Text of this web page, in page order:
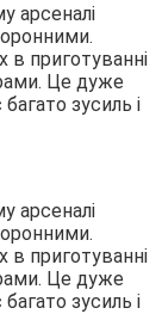
арсеналі
в приготуванні
Це дуже
зусиль і
арсеналі
в приготуванні
Це дуже
зусиль і